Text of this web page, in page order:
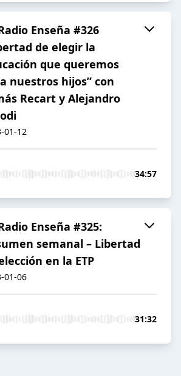
Enseña #326
de elegir la
que queremos
nuestros hijos” con
Recart y Alejandro
01-12
34:57
Enseña #325:
semanal – Libertad
en la ETP
01-06
31:32